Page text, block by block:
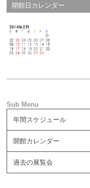
開館日カレンダー
年間スケジュール
開館カレンダー
過去の展覧会